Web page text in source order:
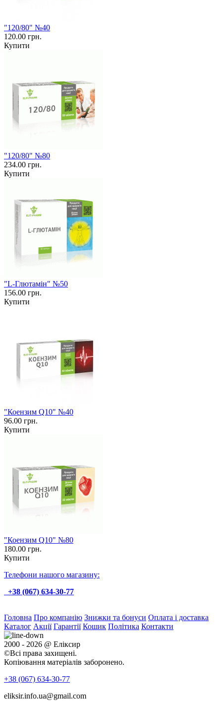
"120/80" №40
120.00 грн.
Купити
"120/80" №80
234.00 грн.
Купити
"L-Глютамін" №50
156.00 грн.
Купити
"Коензим Q10" №40
96.00 грн.
Купити
"Коензим Q10" №80
180.00 грн.
Купити
Телефони нашого магазину:
+38 (067) 634-30-77
Головна Про компанію Знижки та бонуси Оплата і доставка
Каталог Акції Гарантії Кошик Політика Контакти
2000 - 2026 @ Еліксир
©Всі права захищені.
Копіювання матеріалів заборонено.
+38 (067) 634-30-77
eliksir.info.ua@gmail.com